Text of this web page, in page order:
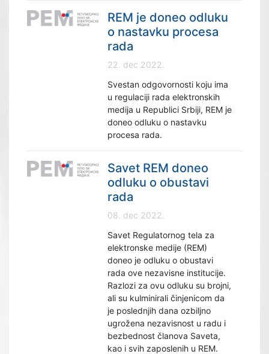
REM je doneo odluku
o nastavku procesa
rada
22. dec 2022.
Svestan odgovornosti koju ima
u regulaciji rada elektronskih
medija u Republici Srbiji, REM je
doneo odluku o nastavku
procesa rada.
Savet REM doneo
odluku o obustavi
rada
08. dec 2022.
Savet Regulatornog tela za
elektronske medije (REM)
doneo je odluku o obustavi
rada ove nezavisne institucije.
Razlozi za ovu odluku su brojni,
ali su kulminirali činjenicom da
je poslednjih dana ozbiljno
ugrožena nezavisnost u radu i
bezbednost članova Saveta,
kao i svih zaposlenih u REM.